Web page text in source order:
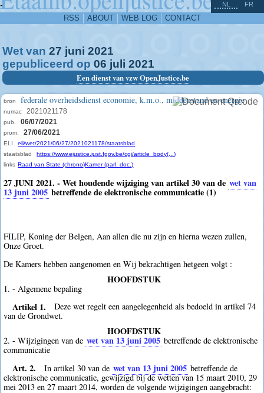
-
RSS ABOUT WEB LOG CONTACT
NL FR
Wet van 27 juni 2021
gepubliceerd op 06 juli 2021
Een dienst van vzw OpenJustice.be
bron federale overheidsdienst economie, k.m.o., middenstand en energie
numac 2021021178
pub. 06/07/2021
prom. 27/06/2021
ELI
eli/wet/2021/06/27/2021021178/staatsblad
staatsblad
https://www.ejustice.just.fgov.be/cgi/article_body(...)
links Raad van State (chrono)Kamer (parl. doc.)
27 JUNI 2021. - Wet houdende wijziging van artikel 30 van de wet van
13 juni 2005 betreffende de elektronische communicatie (1)
FILIP, Koning der Belgen, Aan allen die nu zijn en hierna wezen zullen,
Onze Groet.
De Kamers hebben aangenomen en Wij bekrachtigen hetgeen volgt :
HOOFDSTUK
1. - Algemene bepaling
Artikel 1.
Deze wet regelt een aangelegenheid als bedoeld in artikel 74
van de Grondwet.
HOOFDSTUK
2. - Wijzigingen van de wet van 13 juni 2005 betreffende de elektronische
communicatie
Art. 2. In artikel 30 van de wet van 13 juni 2005 betreffende de
elektronische communicatie, gewijzigd bij de wetten van 15 maart 2010, 29
mei 2013 en 27 maart 2014, worden de volgende wijzigingen aangebracht:
^